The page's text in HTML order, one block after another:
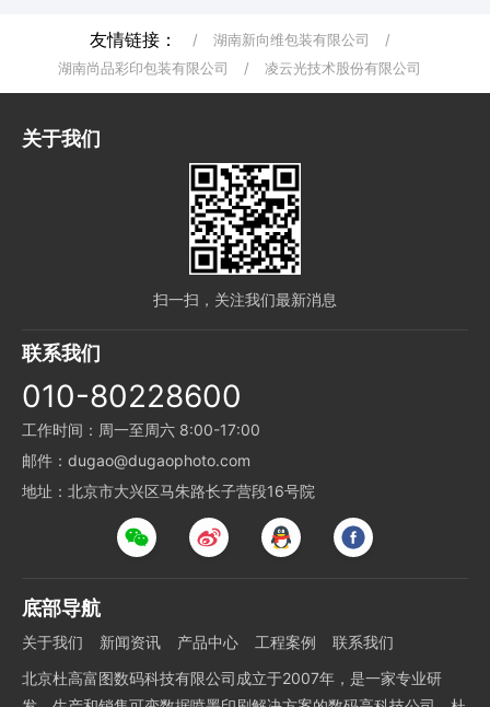
友情链接： / 湖南新向维包装有限公司
/
湖南尚品彩印包装有限公司
/ 凌云光技术股份有限公司
关于我们
扫一扫，关注我们最新消息
联系我们
010-80228600
工作时间：周一至周六 8:00-17:00
邮件：dugao@dugaophoto.com
地址：北京市大兴区马朱路长子营段16号院
底部导航
关于我们 新闻资讯 产品中心 工程案例
联系我们
北京杜高富图数码科技有限公司成立于2007年，是一家专业研